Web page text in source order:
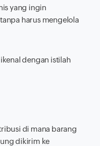
yang ingin
harus mengelola
dengan istilah
di mana barang
dikirim ke